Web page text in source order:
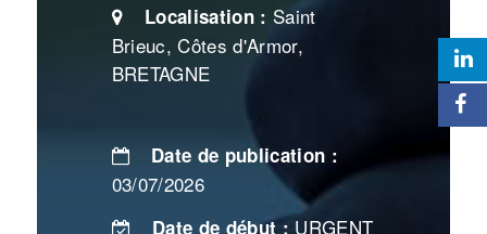
Localisation : Saint
Brieuc, Côtes d'Armor,
BRETAGNE
Date de publication :
03/07/2026
Date de début : URGENT